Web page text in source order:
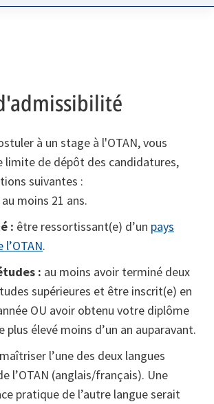
à un stage à l'OTAN, vous
limite de dépôt des candidatures,
suivantes :
moins 21 ans.
: être ressortissant(e) d’un pays
.
: au moins avoir terminé deux
supérieures et être inscrit(e) en
OU avoir obtenu votre diplôme
plus élevé moins d’un an auparavant.
maîtriser l’une des deux langues
l’OTAN (anglais/français). Une
pratique de l’autre langue serait